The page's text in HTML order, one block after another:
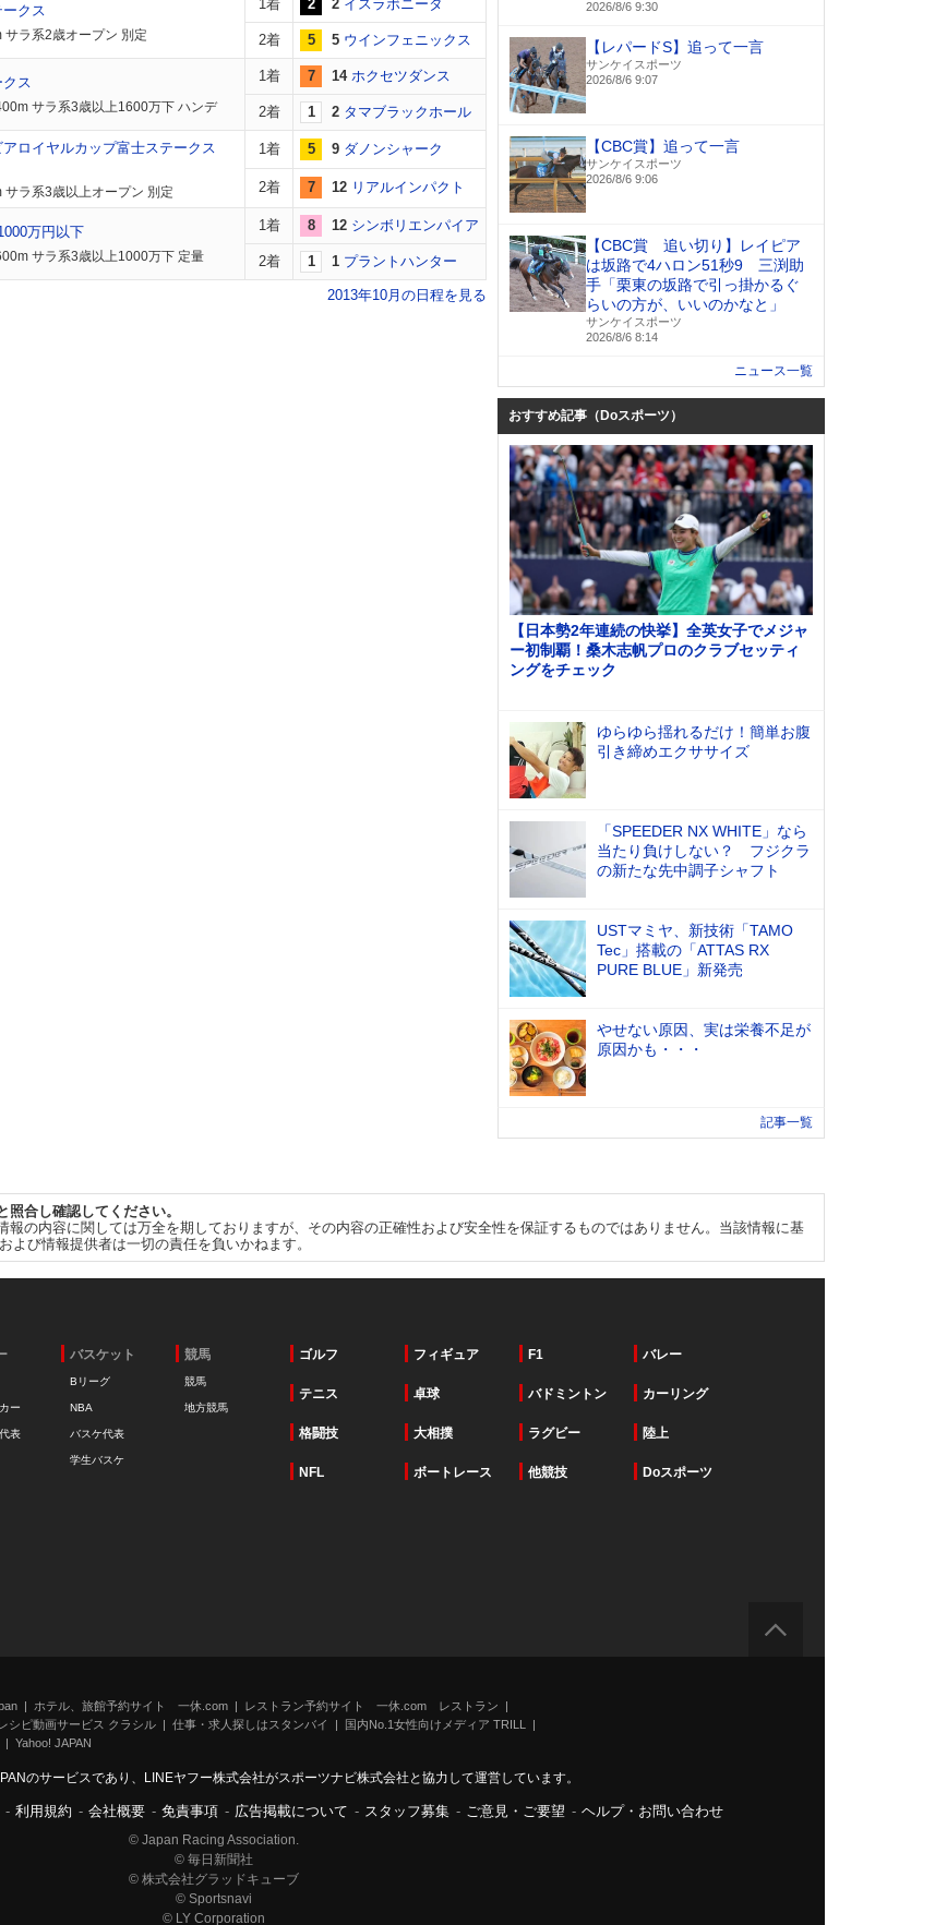
クス
サラ系2歳オープン 別定
1着 2 2 イスラボニータ
2着 5 5 ウインフェニックス
ス
サラ系3歳以上1600万下 ハンデ
1着 7 14 ホクセツダンス
2着 1 2 タマブラックホール
ロイヤルカップ富士ステークス
サラ系3歳以上オープン 別定
1着 5 9 ダノンシャーク
2着 7 12 リアルインパクト
万円以下
サラ系3歳以上1000万下 定量
1着 8 12 シンボリエンパイア
2着 1 1 プラントハンター
2013年10月の日程を見る
2026/8/6 9:30
【レパードS】追って一言
サンケイスポーツ
2026/8/6 9:07
【CBC賞】追って一言
サンケイスポーツ
2026/8/6 9:06
【CBC賞 追い切り】レイピア
は坂路で4ハロン51秒9 三渕助
手「栗東の坂路で引っ掛かるぐ
らいの方が、いいのかなと」
サンケイスポーツ
2026/8/6 8:14
ニュース一覧
おすすめ記事（Doスポーツ）
【日本勢2年連続の快挙】全英女子でメジャ
ー初制覇！桑木志帆プロのクラブセッティ
ングをチェック
ゆらゆら揺れるだけ！簡単お腹
引き締めエクササイズ
「SPEEDER NX WHITE」なら
当たり負けしない？ フジクラ
の新たな先中調子シャフト
USTマミヤ、新技術「TAMO
Tec」搭載の「ATTAS RX
PURE BLUE」新発売
やせない原因、実は栄養不足が
原因かも・・・
記事一覧
照合し確認してください。
の内容に関しては万全を期しておりますが、その内容の正確性および安全性を保証するものではありません。当該情報に基
び情報提供者は一切の責任を負いかねます。
ー
表
バスケット
Bリーグ
NBA
バスケ代表
学生バスケ
競馬
競馬
地方競馬
ゴルフ フィギュア F1 バレー
テニス 卓球 バドミントン カーリング
格闘技 大相撲 ラグビー 陸上
NFL ボートレース 他競技 Doスポーツ
ホテル、旅館予約サイト 一休.com
レストラン予約サイト 一休.com レストラン
シピ動画サービス クラシル 仕事・求人探しはスタンバイ
国内No.1女性向けメディア TRILL
Yahoo! JAPAN
のサービスであり、LINEヤフー株式会社がスポーツナビ株式会社と協力して運営しています。
- 利用規約 - 会社概要 - 免責事項 - 広告掲載について - スタッフ募集 - ご意見・ご要望 - ヘルプ・お問い合わせ
© Japan Racing Association.
© 毎日新聞社
© 株式会社グラッドキューブ
© Sportsnavi
© LY Corporation